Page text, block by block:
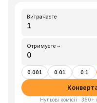
Витрачаєте
Отримуєте ~
0.001 0.01 0.1
Нульові комісії ·